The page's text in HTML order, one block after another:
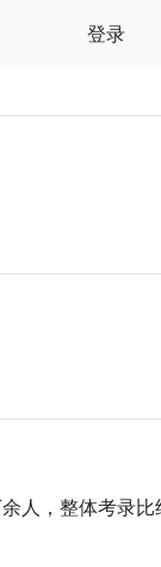
登录
人，整体考录比